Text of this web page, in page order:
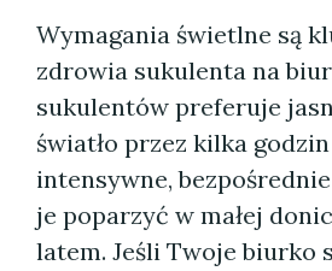
Wymagania świetlne są
zdrowia sukulenta na
sukulentów preferuje
światło przez kilka
intensywne,
je poparzyć w małej
latem. Jeśli Twoje biurko